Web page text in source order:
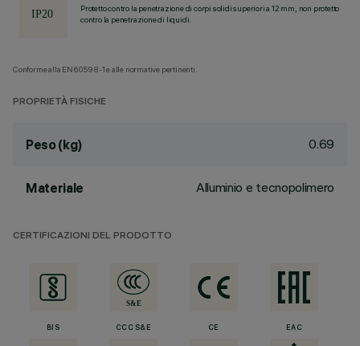
Protetto contro la penetrazione di corpi solidi superiori a 12 mm, non protetto
contro la penetrazione di liquidi.
Conforme alla EN60598-1 e alle normative pertinenti.
PROPRIETÀ FISICHE
Peso (kg) 0.69
Materiale Alluminio e tecnopolimero
CERTIFICAZIONI DEL PRODOTTO
BIS CCC S&E CE EAC